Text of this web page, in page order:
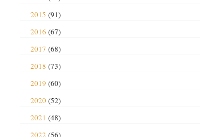
2015 (91)
2016 (67)
2017 (68)
2018 (73)
2019 (60)
2020 (52)
2021 (48)
2022 (56)